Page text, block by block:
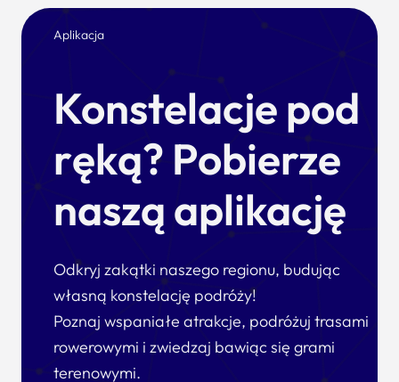
Aplikacja
Konstelacje pod
ręką? Pobierze
naszą aplikację
Odkryj zakątki naszego regionu, budując
własną konstelację podróży!
Poznaj wspaniałe atrakcje, podróżuj trasami
rowerowymi i zwiedzaj bawiąc się grami
terenowymi.